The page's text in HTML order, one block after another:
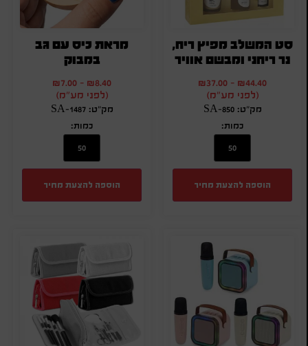
סט המשלב מפיץ ריח,
נר ריחני ומבשם אוויר
₪44.40
-
₪37.00
(לפני מע"מ)
מק"ט: SA-850
כמות:
הוספה להצעת מחיר
מראת כיס עם גב
במבוק
₪8.40
-
₪7.00
(לפני מע"מ)
מק"ט: SA-1487
כמות:
הוספה להצעת מחיר